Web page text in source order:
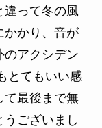
違って冬の風
かかり、音が
のアクシデン
とてもいい感
て最後まで無
ございまし